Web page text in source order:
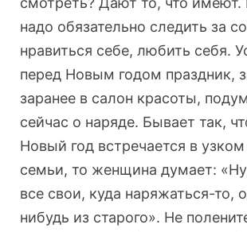
надо обязательно следить за
нравиться себе, любить себя.
перед Новым годом праздник,
заранее в салон красоты,
сейчас о наряде. Бывает так,
Новый год встречается в узком
семьи, то женщина думает:
все свои, куда наряжаться-то,
нибудь из старого». Не